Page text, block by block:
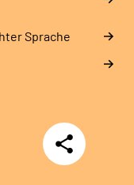
Sprache
Teilen